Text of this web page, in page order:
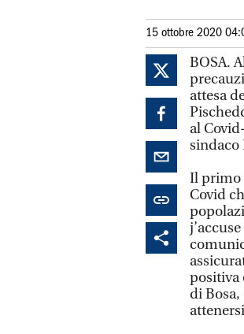
15 ottobre 2020
BOSA.
attesa
al
sindaco
Il primo
Covid
positiva
di